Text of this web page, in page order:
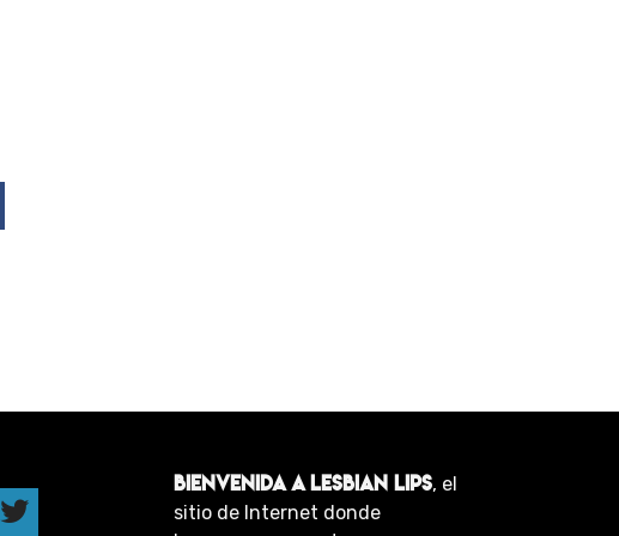
BIENVENIDA A LESBIAN LIPS, el
sitio de Internet donde